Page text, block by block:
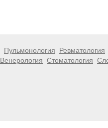
Пульмонология
Ревматология
Венерология Стоматология